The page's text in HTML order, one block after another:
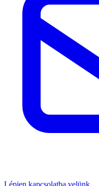
Lépjen kapcsolatba velünk